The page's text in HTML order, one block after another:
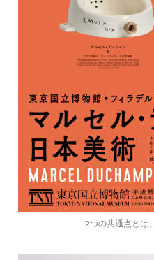
2つの共通点とは